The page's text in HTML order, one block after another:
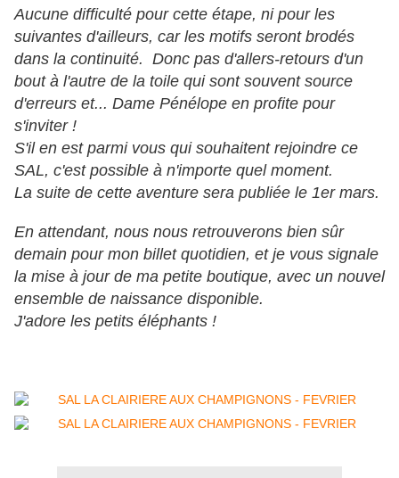
Aucune difficulté pour cette étape, ni pour les
suivantes d'ailleurs, car les motifs seront brodés
dans la continuité. Donc pas d'allers-retours d'un
bout à l'autre de la toile qui sont souvent source
d'erreurs et... Dame Pénélope en profite pour
s'inviter !
S'il en est parmi vous qui souhaitent rejoindre ce
SAL, c'est possible à n'importe quel moment.
La suite de cette aventure sera publiée le 1er mars.
En attendant, nous nous retrouverons bien sûr
demain pour mon billet quotidien, et je vous signale
la mise à jour de ma petite boutique, avec un nouvel
ensemble de naissance disponible.
J'adore les petits éléphants !